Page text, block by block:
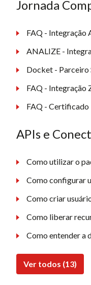
Jornada
FAQ - Integração
ANALIZE -
Docket - Parceiro
FAQ - Integração
FAQ -
APIs e
Como utilizar o
Como configurar
Como criar
Como liberar
Como entender a
Ver todos (13)